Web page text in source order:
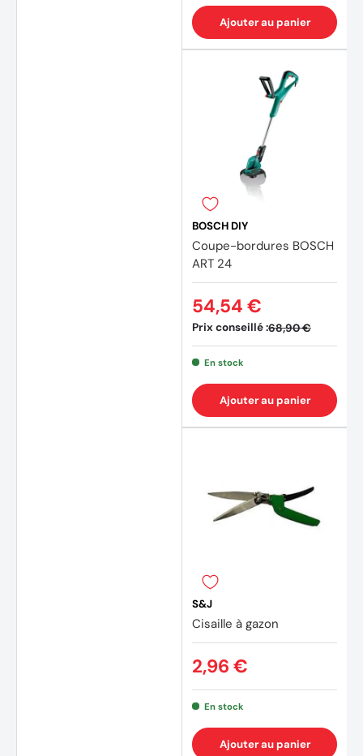
Ajouter au panier
BOSCH DIY
Coupe-bordures BOSCH
ART 24
Prix conseillé :68,90 €
54,54 €
En stock
Ajouter au panier
S&J
Cisaille à gazon
2,96 €
En stock
Ajouter au panier